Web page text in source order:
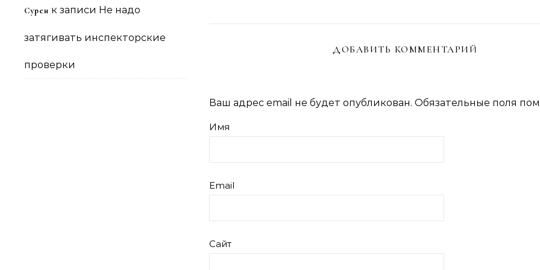
Сурен к записи Не надо
затягивать инспекторские
проверки
ДОБАВИТЬ КОММЕНТАРИЙ
Ваш адрес email не будет опубликован. Обязательные поля
Имя
Email
Сайт